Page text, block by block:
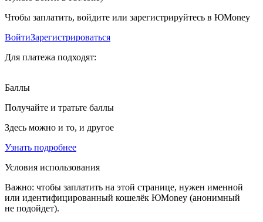
Чтобы заплатить, войдите или зарегистрируйтесь в ЮMoney
ВойтиЗарегистрироваться
Для платежа подходят:
Баллы
Получайте и тратьте баллы
Здесь можно и то, и другое
Узнать подробнее
Условия использования
Важно: чтобы заплатить на этой странице, нужен именной
или идентифицированный кошелёк ЮMoney (анонимный
не подойдет).